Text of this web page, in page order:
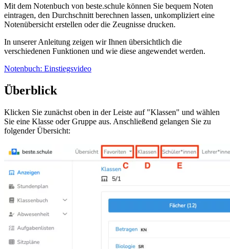
Mit dem Notenbuch von beste.schule können Sie bequem Noten
eintragen, den Durchschnitt berechnen lassen, unkompliziert eine
Notenübersicht erstellen oder die Zeugnisse drucken.
In unserer Anleitung zeigen wir Ihnen übersichtlich die
verschiedenen Funktionen und wie diese angewendet werden.
Notenbuch: Einstiegsvideo
Überblick
Klicken Sie zunächst oben in der Leiste auf "Klassen" und wählen
Sie eine Klasse oder Gruppe aus. Anschließend gelangen Sie zu
folgender Übersicht: